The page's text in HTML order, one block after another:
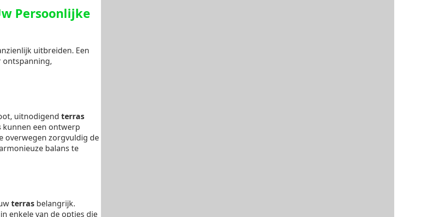
Persoonlijke
uitbreiden. Een
uitnodigend terras
kunnen een ontwerp
overwegen zorgvuldig de
balans te
terras belangrijk.
enkele van de opties die